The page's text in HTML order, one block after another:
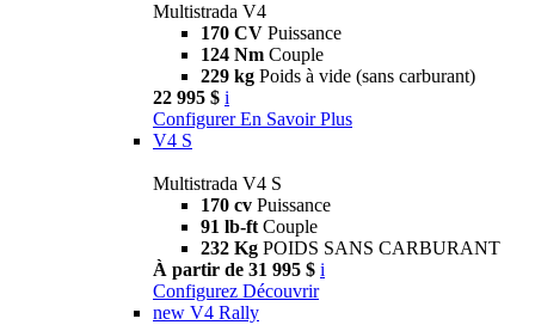
Multistrada V4
170 CV Puissance
124 Nm Couple
229 kg Poids à vide (sans carburant)
22 995 $ i
Configurer En Savoir Plus
V4 S
Multistrada V4 S
170 cv Puissance
91 lb-ft Couple
232 Kg POIDS SANS CARBURANT
À partir de 31 995 $ i
Configurez Découvrir
new V4 Rally